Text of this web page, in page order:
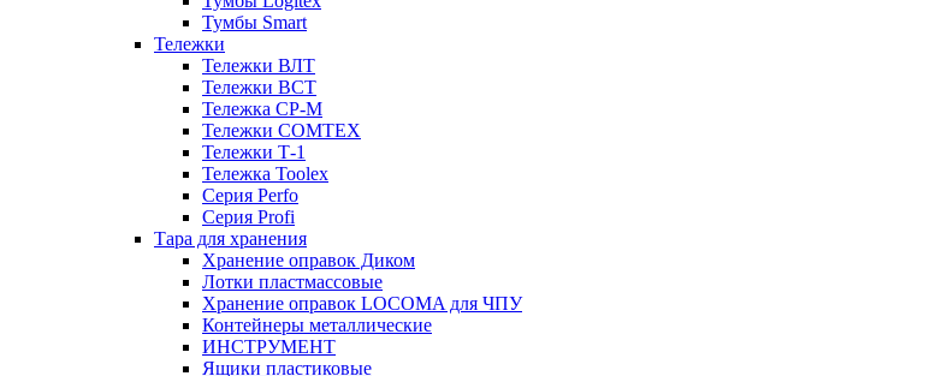
Тумбы Smart
Тележки
Тележки ВЛТ
Тележки ВСТ
Тележка СР-М
Тележки COMTEX
Тележки Т-1
Тележка Toolex
Серия Perfo
Серия Profi
Тара для хранения
Хранение оправок Диком
Лотки пластмассовые
Хранение оправок LOCOMA для ЧПУ
Контейнеры металлические
ИНСТРУМЕНТ
Ящики пластиковые